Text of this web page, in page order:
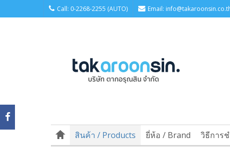
Call: 0-2268-2255 (AUTO) Email:
สินค้า / Products ยี่ห้อ / Brand วิธีการ